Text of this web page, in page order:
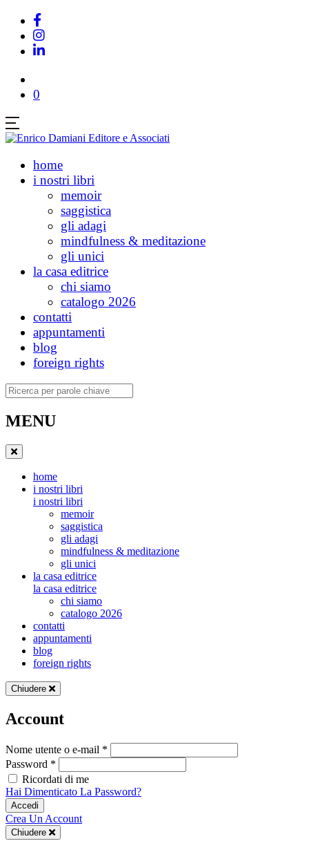
0
home
i nostri libri
memoir
saggistica
gli adagi
mindfulness & meditazione
gli unici
la casa editrice
chi siamo
catalogo 2026
contatti
appuntamenti
blog
foreign rights
Ricerca
MENU
home
i nostri libri
i nostri libri
memoir
saggistica
gli adagi
mindfulness & meditazione
gli unici
la casa editrice
la casa editrice
chi siamo
catalogo 2026
contatti
appuntamenti
blog
foreign rights
Chiudere
Account
Nome utente o e-mail *
Password *
Ricordati di me
Hai Dimenticato La Password?
Accedi
Crea Un Account
Chiudere